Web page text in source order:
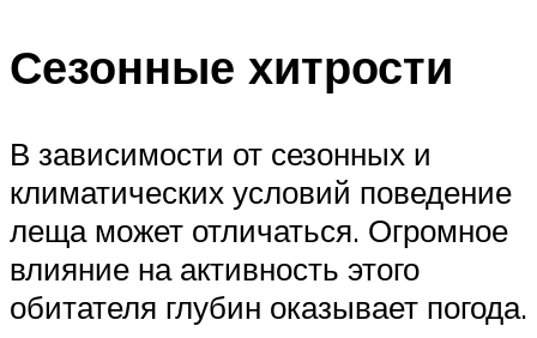
Сезонные хитрости
В зависимости от сезонных и
климатических условий поведение
леща может отличаться. Огромное
влияние на активность этого
обитателя глубин оказывает погода.